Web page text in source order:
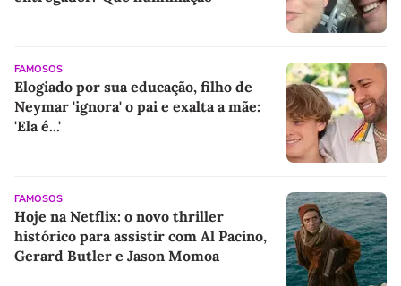
FAMOSOS
Elogiado por sua educação, filho de
Neymar 'ignora' o pai e exalta a mãe:
'Ela é...'
FAMOSOS
Hoje na Netflix: o novo thriller
histórico para assistir com Al Pacino,
Gerard Butler e Jason Momoa